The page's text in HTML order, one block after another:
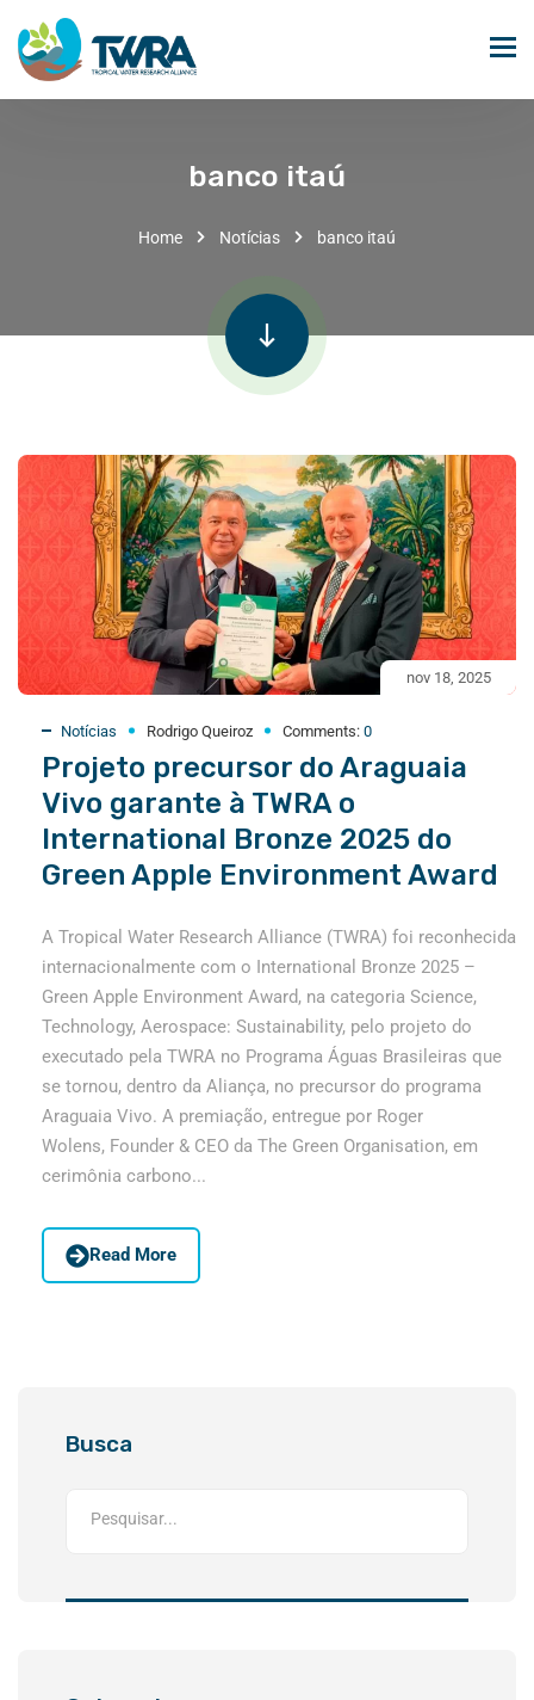
banco itaú
Home Notícias banco itaú
nov 18, 2025
Notícias Rodrigo Queiroz Comments: 0
Projeto precursor do Araguaia
Vivo garante à TWRA o
International Bronze 2025 do
Green Apple Environment Award
A Tropical Water Research Alliance (TWRA) foi reconhecida
internacionalmente com o International Bronze 2025 –
Green Apple Environment Award, na categoria Science,
Technology, Aerospace: Sustainability, pelo projeto do
executado pela TWRA no Programa Águas Brasileiras que
se tornou, dentro da Aliança, no precursor do programa
Araguaia Vivo. A premiação, entregue por Roger
Wolens, Founder & CEO da The Green Organisation, em
cerimônia carbono...
Read More
Busca